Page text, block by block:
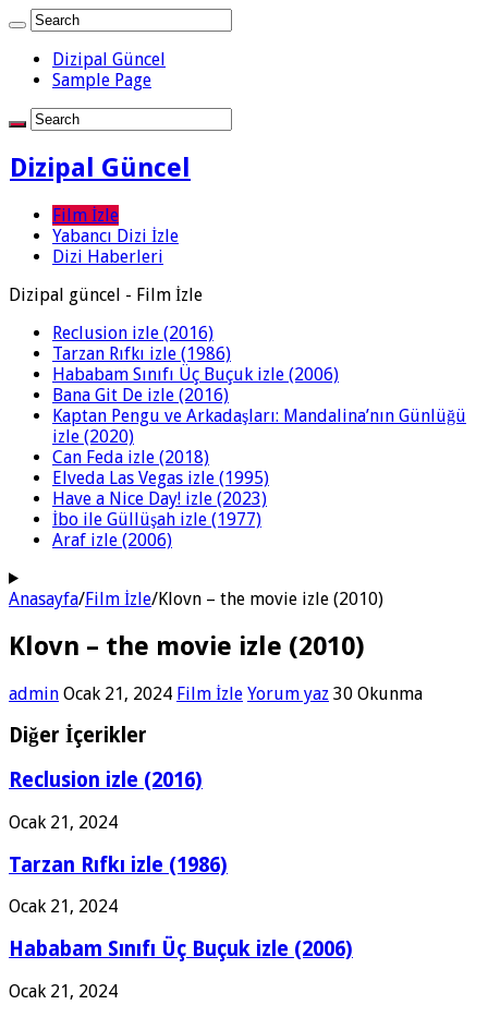
Dizipal Güncel
Sample Page
Dizipal Güncel
Film İzle
Yabancı Dizi İzle
Dizi Haberleri
Dizipal güncel - Film İzle
Reclusion izle (2016)
Tarzan Rıfkı izle (1986)
Hababam Sınıfı Üç Buçuk izle (2006)
Bana Git De izle (2016)
Kaptan Pengu ve Arkadaşları: Mandalina’nın Günlüğü
izle (2020)
Can Feda izle (2018)
Elveda Las Vegas izle (1995)
Have a Nice Day! izle (2023)
İbo ile Güllüşah izle (1977)
Araf izle (2006)
Anasayfa/Film İzle/Klovn – the movie izle (2010)
Klovn – the movie izle (2010)
admin Ocak 21, 2024 Film İzle Yorum yaz 30 Okunma
Diğer İçerikler
Reclusion izle (2016)
Ocak 21, 2024
Tarzan Rıfkı izle (1986)
Ocak 21, 2024
Hababam Sınıfı Üç Buçuk izle (2006)
Ocak 21, 2024